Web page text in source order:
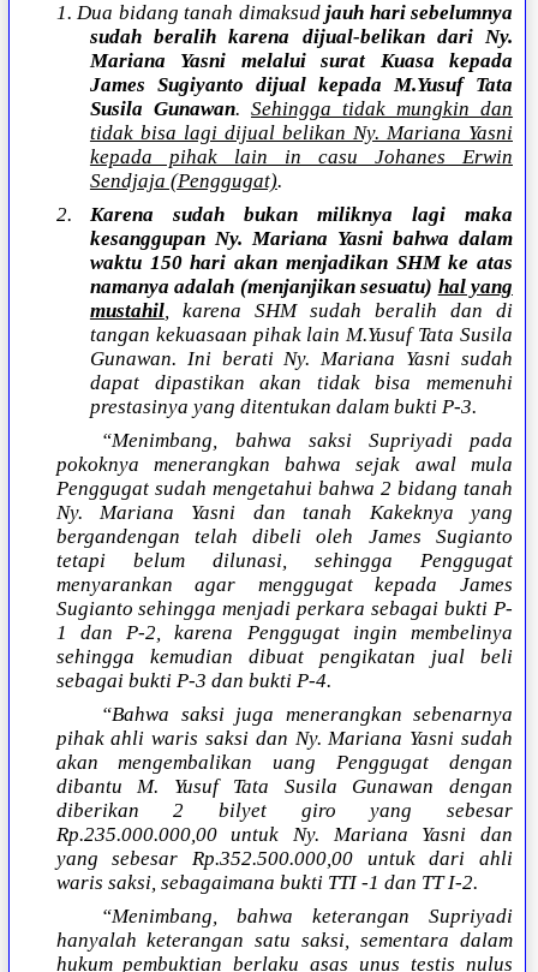
1. Dua bidang tanah dimaksudjauh hari sebelumnya
sudah beralih karena dijual-belikan dari Ny.
Mariana Yasni melalui surat Kuasa kepada
James Sugiyanto dijual kepada M.Yusuf Tata
Susila Gunawan. Sehingga tidak mungkin dan
tidak bisa lagi dijual belikan Ny. Mariana Yasni
kepada pihak lain in casu Johanes Erwin
Sendjaja (Penggugat).
2.Karena sudah bukan miliknya lagi maka
kesanggupan Ny. Mariana Yasni bahwa dalam
waktu 150 hari akan menjadikan SHM ke atas
namanya adalah (menjanjikan sesuatu) hal yang
mustahil, karena SHM sudah beralih dan di
tangan kekuasaan pihak lain M.Yusuf Tata Susila
Gunawan. Ini berati Ny. Mariana Yasni sudah
dapat dipastikan akan tidak bisa memenuhi
prestasinya yang ditentukan dalam bukti P-3.
“Menimbang, bahwa saksi Supriyadi pada
pokoknya menerangkan bahwa sejak awal mula
Penggugat sudah mengetahui bahwa 2 bidang tanah
Ny. Mariana Yasni dan tanah Kakeknya yang
bergandengan telah dibeli oleh James Sugianto
tetapi belum dilunasi, sehingga Penggugat
menyarankan agar menggugat kepada James
Sugianto sehingga menjadi perkara sebagai bukti P-
1 dan P-2, karena Penggugat ingin membelinya
sehingga kemudian dibuat pengikatan jual beli
sebagai bukti P-3 dan bukti P-4.
“Bahwa saksi juga menerangkan sebenarnya
pihak ahli waris saksi dan Ny. Mariana Yasni sudah
akan mengembalikan uang Penggugat dengan
dibantu M. Yusuf Tata Susila Gunawan dengan
diberikan 2 bilyet giro yang sebesar
Rp.235.000.000,00 untuk Ny. Mariana Yasni dan
yang sebesar Rp.352.500.000,00 untuk dari ahli
waris saksi, sebagaimana bukti TTI -1 dan TT I-2.
“Menimbang, bahwa keterangan Supriyadi
hanyalah keterangan satu saksi, sementara dalam
hukum pembuktian berlaku asas unus testis nulus